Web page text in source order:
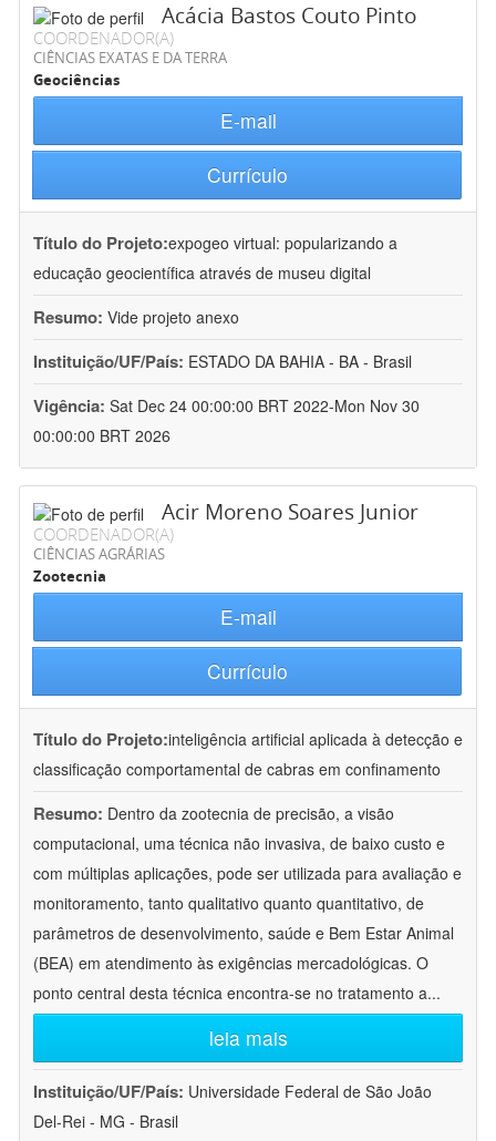
Acácia Bastos Couto Pinto
COORDENADOR(A)
CIÊNCIAS EXATAS E DA TERRA
Geociências
E-mail
Currículo
Título do Projeto:expogeo virtual: popularizando a
educação geocientífica através de museu digital
Resumo: Vide projeto anexo
Instituição/UF/País: ESTADO DA BAHIA - BA - Brasil
Vigência: Sat Dec 24 00:00:00 BRT 2022-Mon Nov 30
00:00:00 BRT 2026
Acir Moreno Soares Junior
COORDENADOR(A)
CIÊNCIAS AGRÁRIAS
Zootecnia
E-mail
Currículo
Título do Projeto:inteligência artificial aplicada à detecção e
classificação comportamental de cabras em confinamento
Resumo: Dentro da zootecnia de precisão, a visão
computacional, uma técnica não invasiva, de baixo custo e
com múltiplas aplicações, pode ser utilizada para avaliação e
monitoramento, tanto qualitativo quanto quantitativo, de
parâmetros de desenvolvimento, saúde e Bem Estar Animal
(BEA) em atendimento às exigências mercadológicas. O
ponto central desta técnica encontra-se no tratamento a...
leia mais
Instituição/UF/País: Universidade Federal de São João
Del-Rei - MG - Brasil